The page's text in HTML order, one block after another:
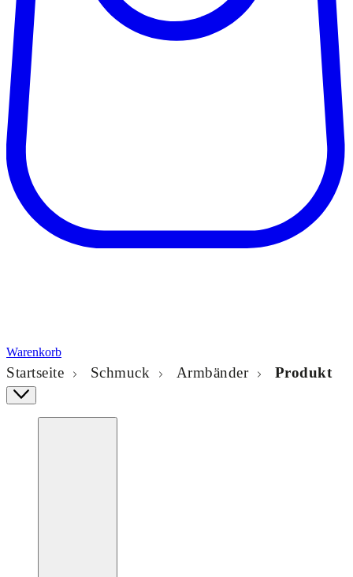
Warenkorb
Startseite Schmuck Armbänder Produkt